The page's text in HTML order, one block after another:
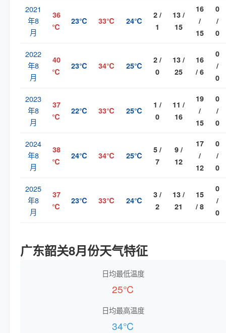
2021
年8
月
36
℃
23℃ 33℃ 24℃
2 /
1
13 /
15
16
/
15
0
/
0
2022
年8
月
40
℃
23℃ 34℃ 25℃
2 /
0
13 /
25
16
/ 6
0
/
0
2023
年8
月
37
℃
22℃ 33℃ 25℃
1 /
0
11 /
16
19
/
15
0
/
0
2024
年8
月
38
℃
24℃ 34℃ 25℃
5 /
7
9 /
12
17
/
12
0
/
0
2025
年8
月
37
℃
23℃ 33℃ 24℃
3 /
2
13 /
21
15
/ 8
0
/
0
广东韶关8月份天气特征
日均最低温度
25℃
日均最高温度
34℃